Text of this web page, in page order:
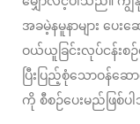
အခမဲ့နမူနာများ ပေး
ဝယ်ယူခြင်းလုပ်ငန်း
ပြီးပြည့်စုံသောဝန်ဆော
ကို စီစဉ်ပေးမည်ဖြစ်ပ